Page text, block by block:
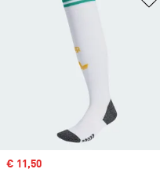
Sale price
€ 11,50